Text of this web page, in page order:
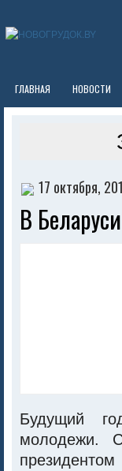
ГЛАВНАЯ НОВОСТИ
17 октября,
В
Будущий
молодежи.